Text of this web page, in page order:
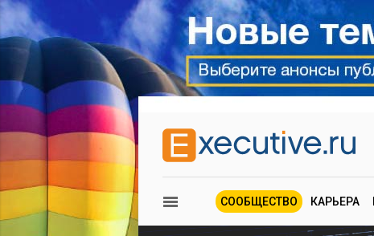
СООБЩЕСТВО КАРЬЕРА